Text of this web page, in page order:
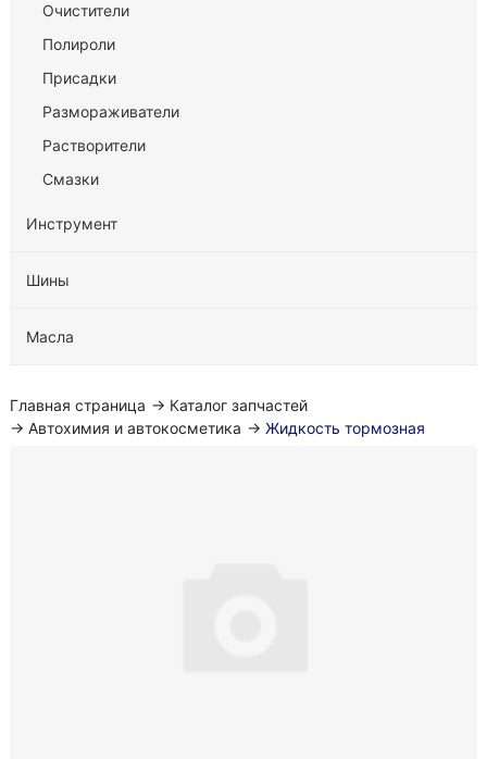
Очистители
Полироли
Присадки
Размораживатели
Растворители
Смазки
Инструмент
Шины
Масла
Главная страница → Каталог запчастей
→ Автохимия и автокосметика → Жидкость тормозная